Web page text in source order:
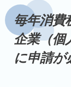
毎年消費
企業（個
に申請が